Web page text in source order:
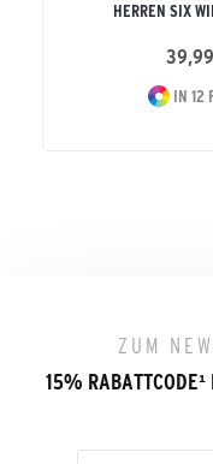
HERREN SIX
IN 12
ZUM
15% RABATTCODE¹